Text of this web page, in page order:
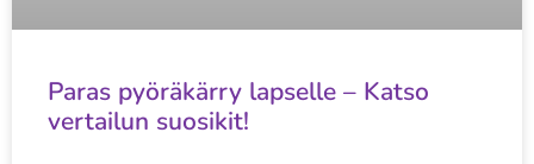
Paras pyöräkärry lapselle – Katso
vertailun suosikit!